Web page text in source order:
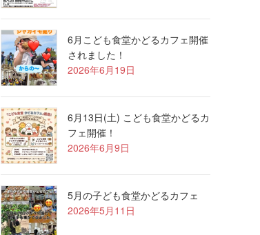
6月こども食堂かどるカフェ開催
されました！
2026年6月19日
6月13日(土) こども食堂かどるカ
フェ開催！
2026年6月9日
5月の子ども食堂かどるカフェ
2026年5月11日